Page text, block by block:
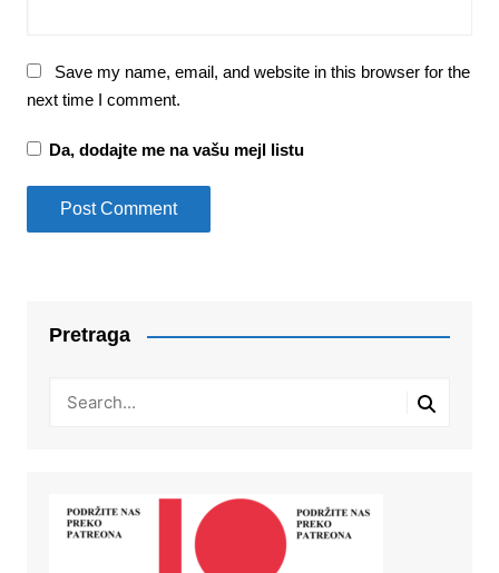
Save my name, email, and website in this browser for the
next time I comment.
Da, dodajte me na vašu mejl listu
Pretraga